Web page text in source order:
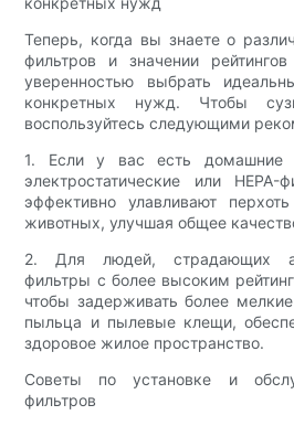
Теперь, когда вы знаете о
фильтров и значении
уверенностью выбрать
конкретных нужд. Чтобы
воспользуйтесь следующими
1. Если у вас есть домашние
электростатические или
эффективно улавливают
животных, улучшая общее
2. Для людей, страдающих
фильтры с более высоким
чтобы задерживать более
пыльца и пылевые клещи,
здоровое жилое пространство.
Советы по установке и
фильтров